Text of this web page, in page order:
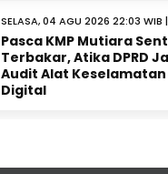
SELASA, 04 AGU 2026 22:03 WIB |
Pasca KMP Mutiara
Terbakar, Atika DPRD
Audit Alat
Digital